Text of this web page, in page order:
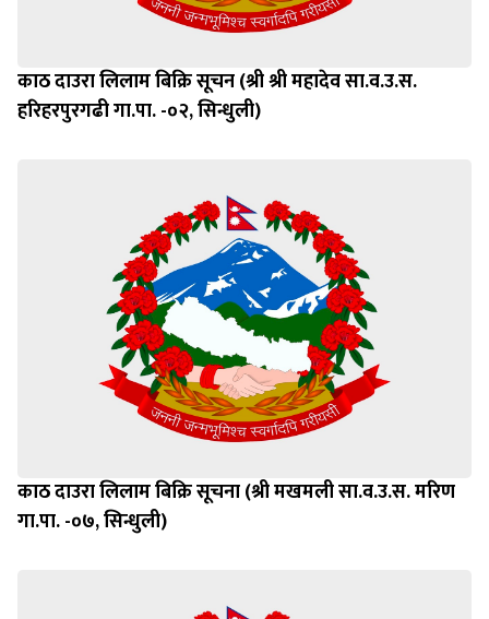
काठ दाउरा लिलाम बिक्रि सूचन (श्री श्री महादेव सा.व.उ.स.
हरिहरपुरगढी गा.पा. -०२, सिन्धुली)
काठ दाउरा लिलाम बिक्रि सूचना (श्री मखमली सा.व.उ.स. मरिण
गा.पा. -०७, सिन्धुली)